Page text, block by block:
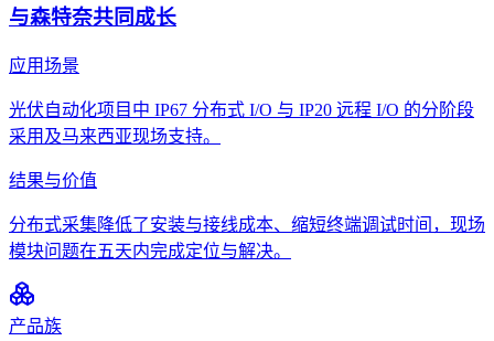
与森特奈共同成长
应用场景
光伏自动化项目中 IP67 分布式 I/O 与 IP20 远程 I/O 的分阶段
采用及马来西亚现场支持。
结果与价值
分布式采集降低了安装与接线成本、缩短终端调试时间，现场
模块问题在五天内完成定位与解决。
产品族